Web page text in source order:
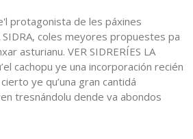
protagonista de les páxines
coles meyores propuestes pa
asturianu. VER SIDRERÍES LA
cachopu ye una incorporación recién
ye qu’una gran cantidá
tresnándolu dende va abondos